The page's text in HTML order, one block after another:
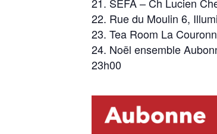
Rue du Moulin 6,
Tea Room La
Noël ensemble
23h00